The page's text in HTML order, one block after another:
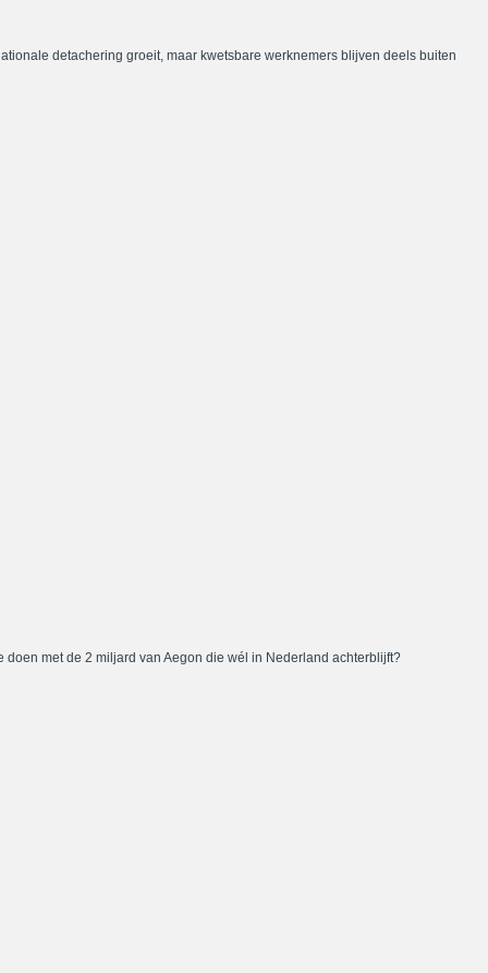
detachering groeit, maar kwetsbare werknemers blijven deels buiten
doen met de 2 miljard van Aegon die wél in Nederland achterblijft?